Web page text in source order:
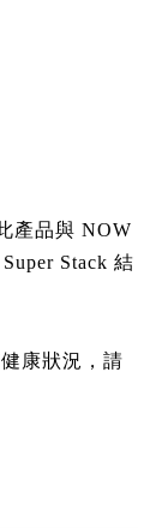
產品與 NOW
Stack 結
康狀況，請